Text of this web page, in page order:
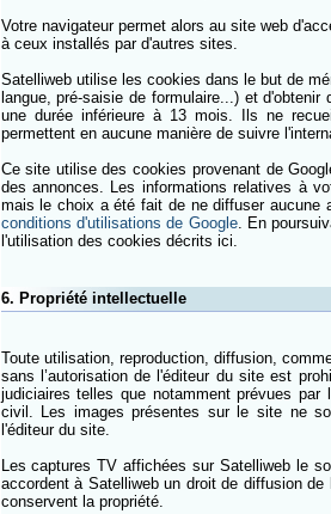
Votre navigateur permet alors au site web
à ceux installés par d'autres sites.
Satelliweb utilise les cookies dans le but de
langue, pré-saisie de formulaire...) et
une durée inférieure à 13 mois. Ils ne
permettent en aucune manière de suivre
Ce site utilise des cookies provenant de
des annonces. Les informations relatives à
mais le choix a été fait de ne diffuser aucune
conditions d'utilisations de Google. En
l'utilisation des cookies décrits ici.
6. Propriété intellectuelle
Toute utilisation, reproduction, diffusion,
sans l’autorisation de l'éditeur du site est
judiciaires telles que notamment prévues
civil. Les images présentes sur le site ne
l'éditeur du site.
Les captures TV affichées sur Satelliweb le
accordent à Satelliweb un droit de diffusion
conservent la propriété.